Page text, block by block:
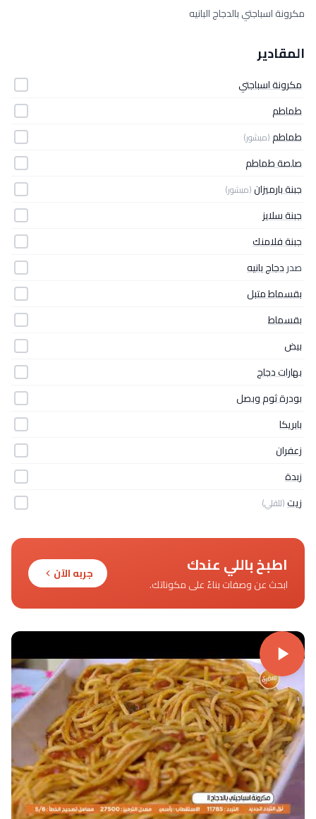
مكرونة اسباجتي بالدجاج البانيه​
المقادير
مكرونة اسباجتي
طماطم
طماطم(مبشور)
صلصة طماطم
جبنة بارميزان(مبشور)
جبنة سلايز
جبنة فلامنك
صدردجاج بانيه
بقسماط متبل
بقسماط
بيض
بهارات دجاج
بودرة ثوم وبصل
بابريكا
زعفران
زبدة
زيت(للقلي)
اطبخ باللي عندك
ابحث عن وصفات بناءً على مكوناتك.
جربه الآن